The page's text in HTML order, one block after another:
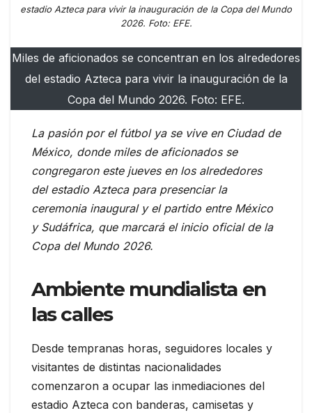
estadio Azteca para vivir la inauguración de la Copa del Mundo
2026. Foto: EFE.
Miles de aficionados se concentran en los alrededores
del estadio Azteca para vivir la inauguración de la
Copa del Mundo 2026. Foto: EFE.
La pasión por el fútbol ya se vive en Ciudad de
México, donde miles de aficionados se
congregaron este jueves en los alrededores
del estadio Azteca para presenciar la
ceremonia inaugural y el partido entre México
y Sudáfrica, que marcará el inicio oficial de la
Copa del Mundo 2026.
Ambiente mundialista en
las calles
Desde tempranas horas, seguidores locales y
visitantes de distintas nacionalidades
comenzaron a ocupar las inmediaciones del
estadio Azteca con banderas, camisetas y